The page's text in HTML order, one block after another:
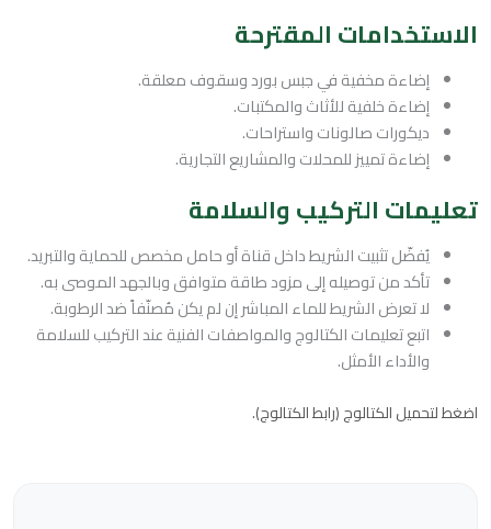
الاستخدامات المقترحة
إضاءة مخفية في جبس بورد وسقوف معلقة.
إضاءة خلفية للأثاث والمكتبات.
ديكورات صالونات واستراحات.
إضاءة تمييز للمحلات والمشاريع التجارية.
تعليمات التركيب والسلامة
يُفضّل تثبيت الشريط داخل قناة أو حامل مخصص للحماية والتبريد.
تأكد من توصيله إلى مزود طاقة متوافق وبالجهد الموصى به.
لا تعرض الشريط للماء المباشر إن لم يكن مُصنّفاً ضد الرطوبة.
اتبع تعليمات الكتالوج والمواصفات الفنية عند التركيب للسلامة
والأداء الأمثل.
اضغط لتحميل الكتالوج (رابط الكتالوج).